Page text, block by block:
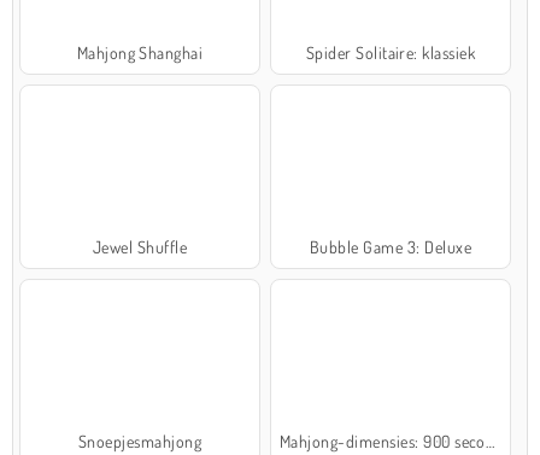
Mahjong Shanghai Spider Solitaire: klassiek
Jewel Shuffle Bubble Game 3: Deluxe
Snoepjesmahjong